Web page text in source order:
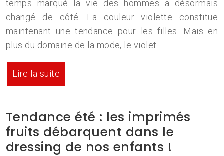
temps marqué la vie des hommes a désormais
changé de côté. La couleur violette constitue
maintenant une tendance pour les filles. Mais en
plus du domaine de la mode, le violet…
Lire la suite
Tendance été : les imprimés
fruits débarquent dans le
dressing de nos enfants !